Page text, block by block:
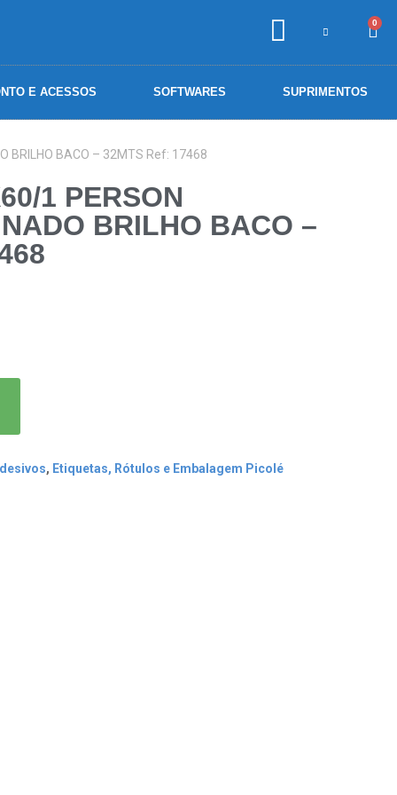
0
E ACESSOS SOFTWARES SUPRIMENTOS
BRILHO BACO – 32MTS Ref: 17468
1 PERSON
BRILHO BACO –
, Etiquetas, Rótulos e Embalagem Picolé